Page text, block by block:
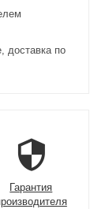
доставка по
Гарантия